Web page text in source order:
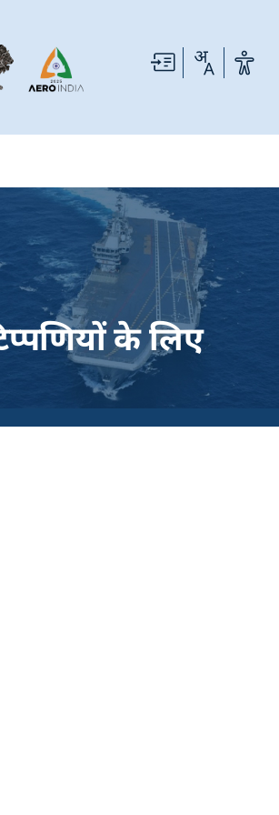
के लिए